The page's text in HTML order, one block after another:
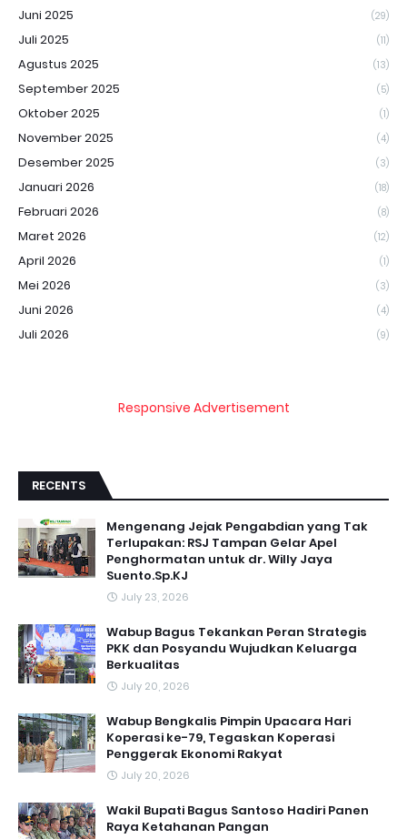
Juni 2025 (29)
Juli 2025 (11)
Agustus 2025 (13)
September 2025 (5)
Oktober 2025 (1)
November 2025 (4)
Desember 2025 (3)
Januari 2026 (18)
Februari 2026 (8)
Maret 2026 (12)
April 2026 (1)
Mei 2026 (3)
Juni 2026 (4)
Juli 2026 (9)
Responsive Advertisement
RECENTS
Mengenang Jejak Pengabdian yang Tak
Terlupakan: RSJ Tampan Gelar Apel
Penghormatan untuk dr. Willy Jaya
Suento.Sp.KJ
July 23, 2026
Wabup Bagus Tekankan Peran Strategis
PKK dan Posyandu Wujudkan Keluarga
Berkualitas
July 20, 2026
Wabup Bengkalis Pimpin Upacara Hari
Koperasi ke-79, Tegaskan Koperasi
Penggerak Ekonomi Rakyat
July 20, 2026
Wakil Bupati Bagus Santoso Hadiri Panen
Raya Ketahanan Pangan